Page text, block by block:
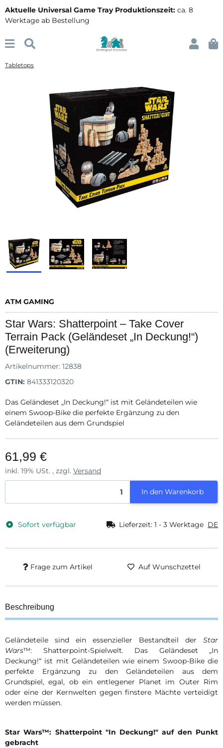
Aktuelle Universal Game Tray Produktionszeit: ca. 8
Werktage ab Bestellung
Tabletops
ATM GAMING
Star Wars: Shatterpoint – Take Cover
Terrain Pack (Geländeset „In Deckung!“)
(Erweiterung)
Artikelnummer: 12838
GTIN: 841333120320
Das Geländeset „In Deckung!“ ist mit Geländeteilen wie
einem Swoop-Bike die perfekte Ergänzung zu den
Geländeteilen aus dem Grundspiel
61,99 €
inkl. 19% USt. , zzgl. Versand
In den Warenkorb
Sofort verfügbar Lieferzeit: 1 - 3 Werktage DE
Frage zum Artikel Auf Wunschzettel
Beschreibung
Geländeteile sind ein essenzieller Bestandteil der Star
Wars™: Shatterpoint-Spielwelt. Das Geländeset „In
Deckung!“ ist mit Geländeteilen wie einem Swoop-Bike die
perfekte Ergänzung zu den Geländeteilen aus dem
Grundspiel, egal, ob ein entlegener Planet im Outer Rim
oder eine der Kernwelten gegen finstere Mächte verteidigt
werden müssen.
Star Wars™: Shatterpoint "In Deckung!" auf den Punkt
gebracht